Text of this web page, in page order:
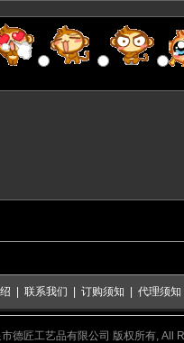
联系我们 订购须知 代理须知
德匠工艺品有限公司 版权所有, All